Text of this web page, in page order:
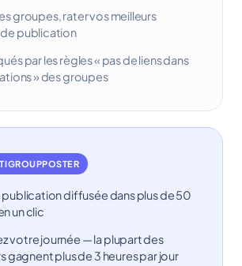
groupes, rater vos meilleurs
publication
par les règles « pas de liens dans
» des groupes
publication diffusée dans plus de 50
un clic
votre journée — la plupart des
gagnent plus de 3 heures par jour